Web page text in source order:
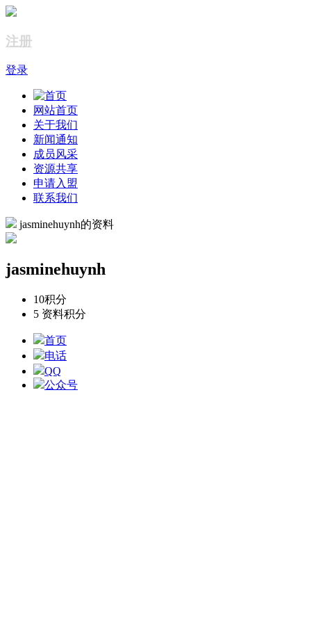
注册
登录
网站首页
关于我们
新闻通知
成员风采
资源共享
申请入盟
联系我们
jasminehuynh的资料
jasminehuynh
10积分
5 资料积分
首页
电话
QQ
公众号